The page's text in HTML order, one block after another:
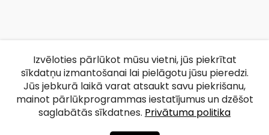
Izvēloties pārlūkot mūsu vietni, jūs piekrītat
sīkdatņu izmantošanai lai pielāgotu jūsu pieredzi.
Jūs jebkurā laikā varat atsaukt savu piekrišanu,
mainot pārlūkprogrammas iestatījumus un dzēšot
saglabātās sīkdatnes. Privātuma politika